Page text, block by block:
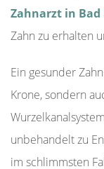
Zahnarzt in Bad
Zahn zu erhalten
Ein gesunder
Krone, sondern
unbehandelt zu
im schlimmsten